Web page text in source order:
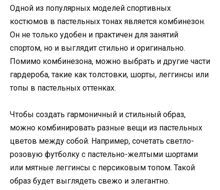
Одной из популярных моделей спортивных
костюмов в пастельных тонах является комбинезон.
Он не только удобен и практичен для занятий
спортом, но и выглядит стильно и оригинально.
Помимо комбинезона, можно выбрать и другие части
гардероба, такие как толстовки, шорты, леггинсы или
топы в пастельных оттенках.
Чтобы создать гармоничный и стильный образ,
можно комбинировать разные вещи из пастельных
цветов между собой. Например, сочетать светло-
розовую футболку с пастельно-желтыми шортами
или мятные леггинсы с персиковым топом. Такой
образ будет выглядеть свежо и элегантно.